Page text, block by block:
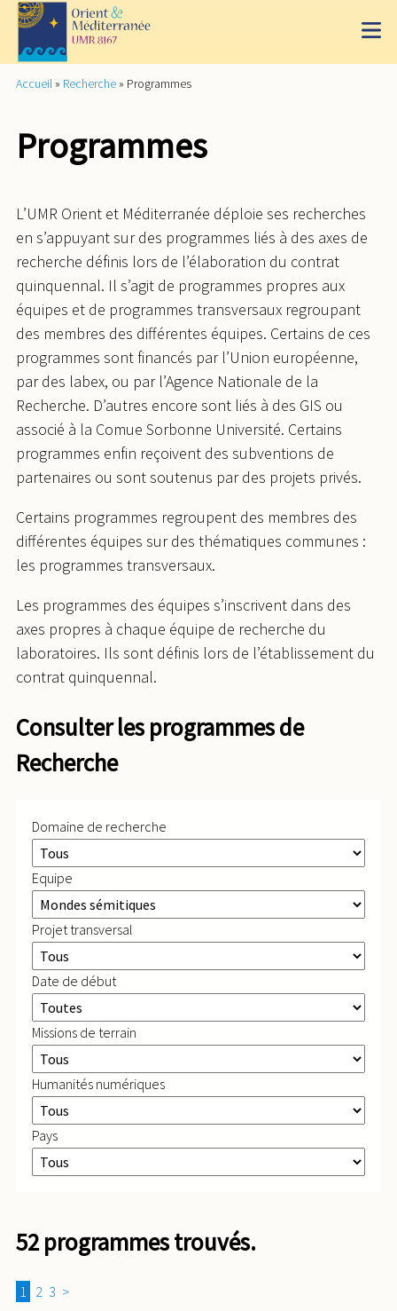
Accueil » Recherche » Programmes
Programmes
L’UMR Orient et Méditerranée déploie ses recherches
en s’appuyant sur des programmes liés à des axes de
recherche définis lors de l’élaboration du contrat
quinquennal. Il s’agit de programmes propres aux
équipes et de programmes transversaux regroupant
des membres des différentes équipes. Certains de ces
programmes sont financés par l’Union européenne,
par des labex, ou par l’Agence Nationale de la
Recherche. D’autres encore sont liés à des GIS ou
associé à la Comue Sorbonne Université. Certains
programmes enfin reçoivent des subventions de
partenaires ou sont soutenus par des projets privés.
Certains programmes regroupent des membres des
différentes équipes sur des thématiques communes :
les programmes transversaux.
Les programmes des équipes s’inscrivent dans des
axes propres à chaque équipe de recherche du
laboratoires. Ils sont définis lors de l’établissement du
contrat quinquennal.
Consulter les programmes de
Recherche
Domaine de recherche
Equipe
Projet transversal
Date de début
Missions de terrain
Humanités numériques
Pays
52 programmes trouvés.
1 2 3 >